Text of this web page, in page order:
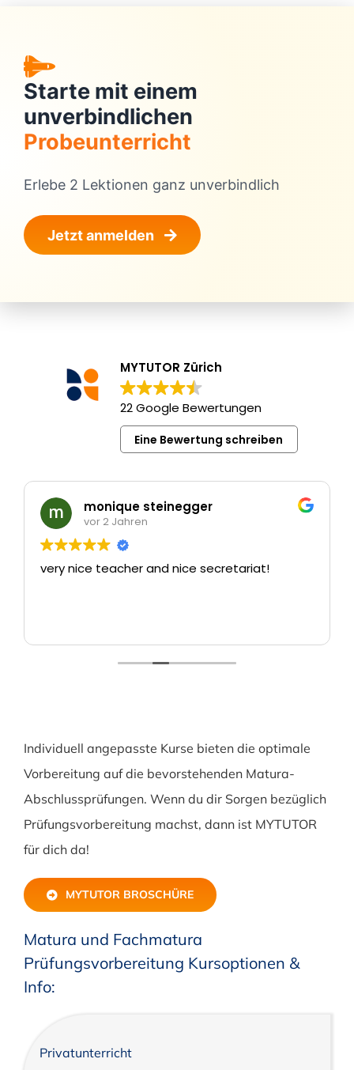
Starte mit einem
unverbindlichen
Probeunterricht
Erlebe 2 Lektionen ganz unverbindlich
Jetzt anmelden
MYTUTOR Zürich
22 Google Bewertungen
Eine Bewertung schreiben
monique steinegger
vor 2 Jahren
very nice teacher and nice secretariat!
Individuell angepasste Kurse bieten die optimale
Vorbereitung auf die bevorstehenden Matura-
Abschlussprüfungen. Wenn du dir Sorgen bezüglich
Prüfungsvorbereitung machst, dann ist MYTUTOR
für dich da!
MYTUTOR BROSCHÜRE
Matura und Fachmatura
Prüfungsvorbereitung Kursoptionen &
Info:
Privatunterricht